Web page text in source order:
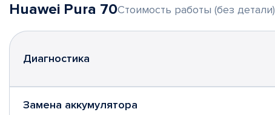
Huawei Pura 70Стоимость работы (без детали)
Диагностика
Замена аккумулятора